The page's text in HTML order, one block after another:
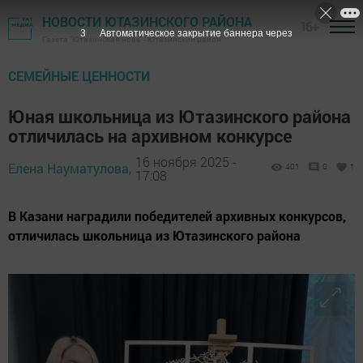
НОВОСТИ ЮТАЗИНСКОГО РАЙОНА
Газета "Ютазинская новь" - Ютазинский район
СЕМЕЙНЫЕ ЦЕННОСТИ
Юная школьница из Ютазинского района
отличилась на архивном конкурсе
Елена Науматулова, 16 ноября 2025 -
17:08
401 0 1
В Казани наградили победителей архивных конкурсов,
отличилась школьница из Ютазинского района
2 Автоматическое закрытие баннера через